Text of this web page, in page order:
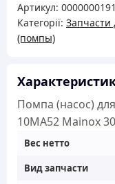
стиральной
машины
Ardo
Mainox
30W
кількість
Артикул:
Категорії:
(помпы)
Помпа (насос)
10MA52 Mainox
Вес нетто
Вид запчасти